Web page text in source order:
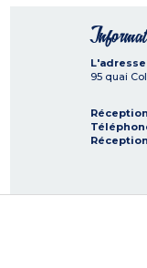
95 quai
Réception
Réception